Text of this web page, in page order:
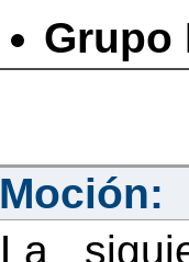
Grupo
Moción:
La